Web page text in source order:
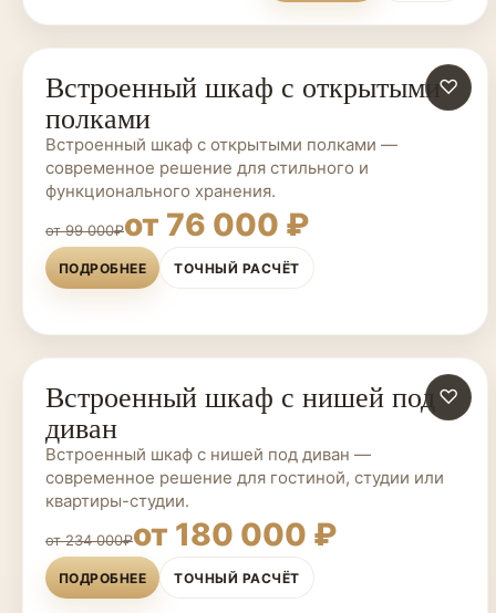
ШКАФЫ НА ЗАКАЗ ♡
Встроенный шкаф с открытыми
полками
Встроенный шкаф с открытыми полками —
современное решение для стильного и
функционального хранения.
от 99 000₽от 76 000 ₽
ПОДРОБНЕЕ ТОЧНЫЙ РАСЧЁТ
ШКАФЫ НА ЗАКАЗ ♡
Встроенный шкаф с нишей под
диван
Встроенный шкаф с нишей под диван —
современное решение для гостиной, студии или
квартиры-студии.
от 234 000₽от 180 000 ₽
ПОДРОБНЕЕ ТОЧНЫЙ РАСЧЁТ